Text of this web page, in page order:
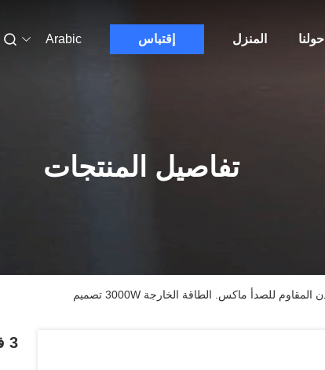
المنزل حولنا إقتباس Arabic
تفاصيل المنتجات